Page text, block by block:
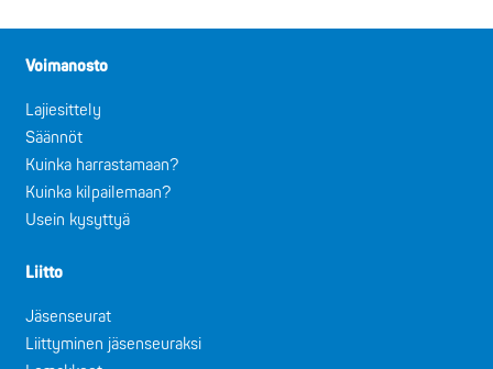
Voimanosto
Lajiesittely
Säännöt
Kuinka harrastamaan?
Kuinka kilpailemaan?
Usein kysyttyä
Liitto
Jäsenseurat
Liittyminen jäsenseuraksi